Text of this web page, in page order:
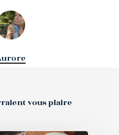
vous plaire